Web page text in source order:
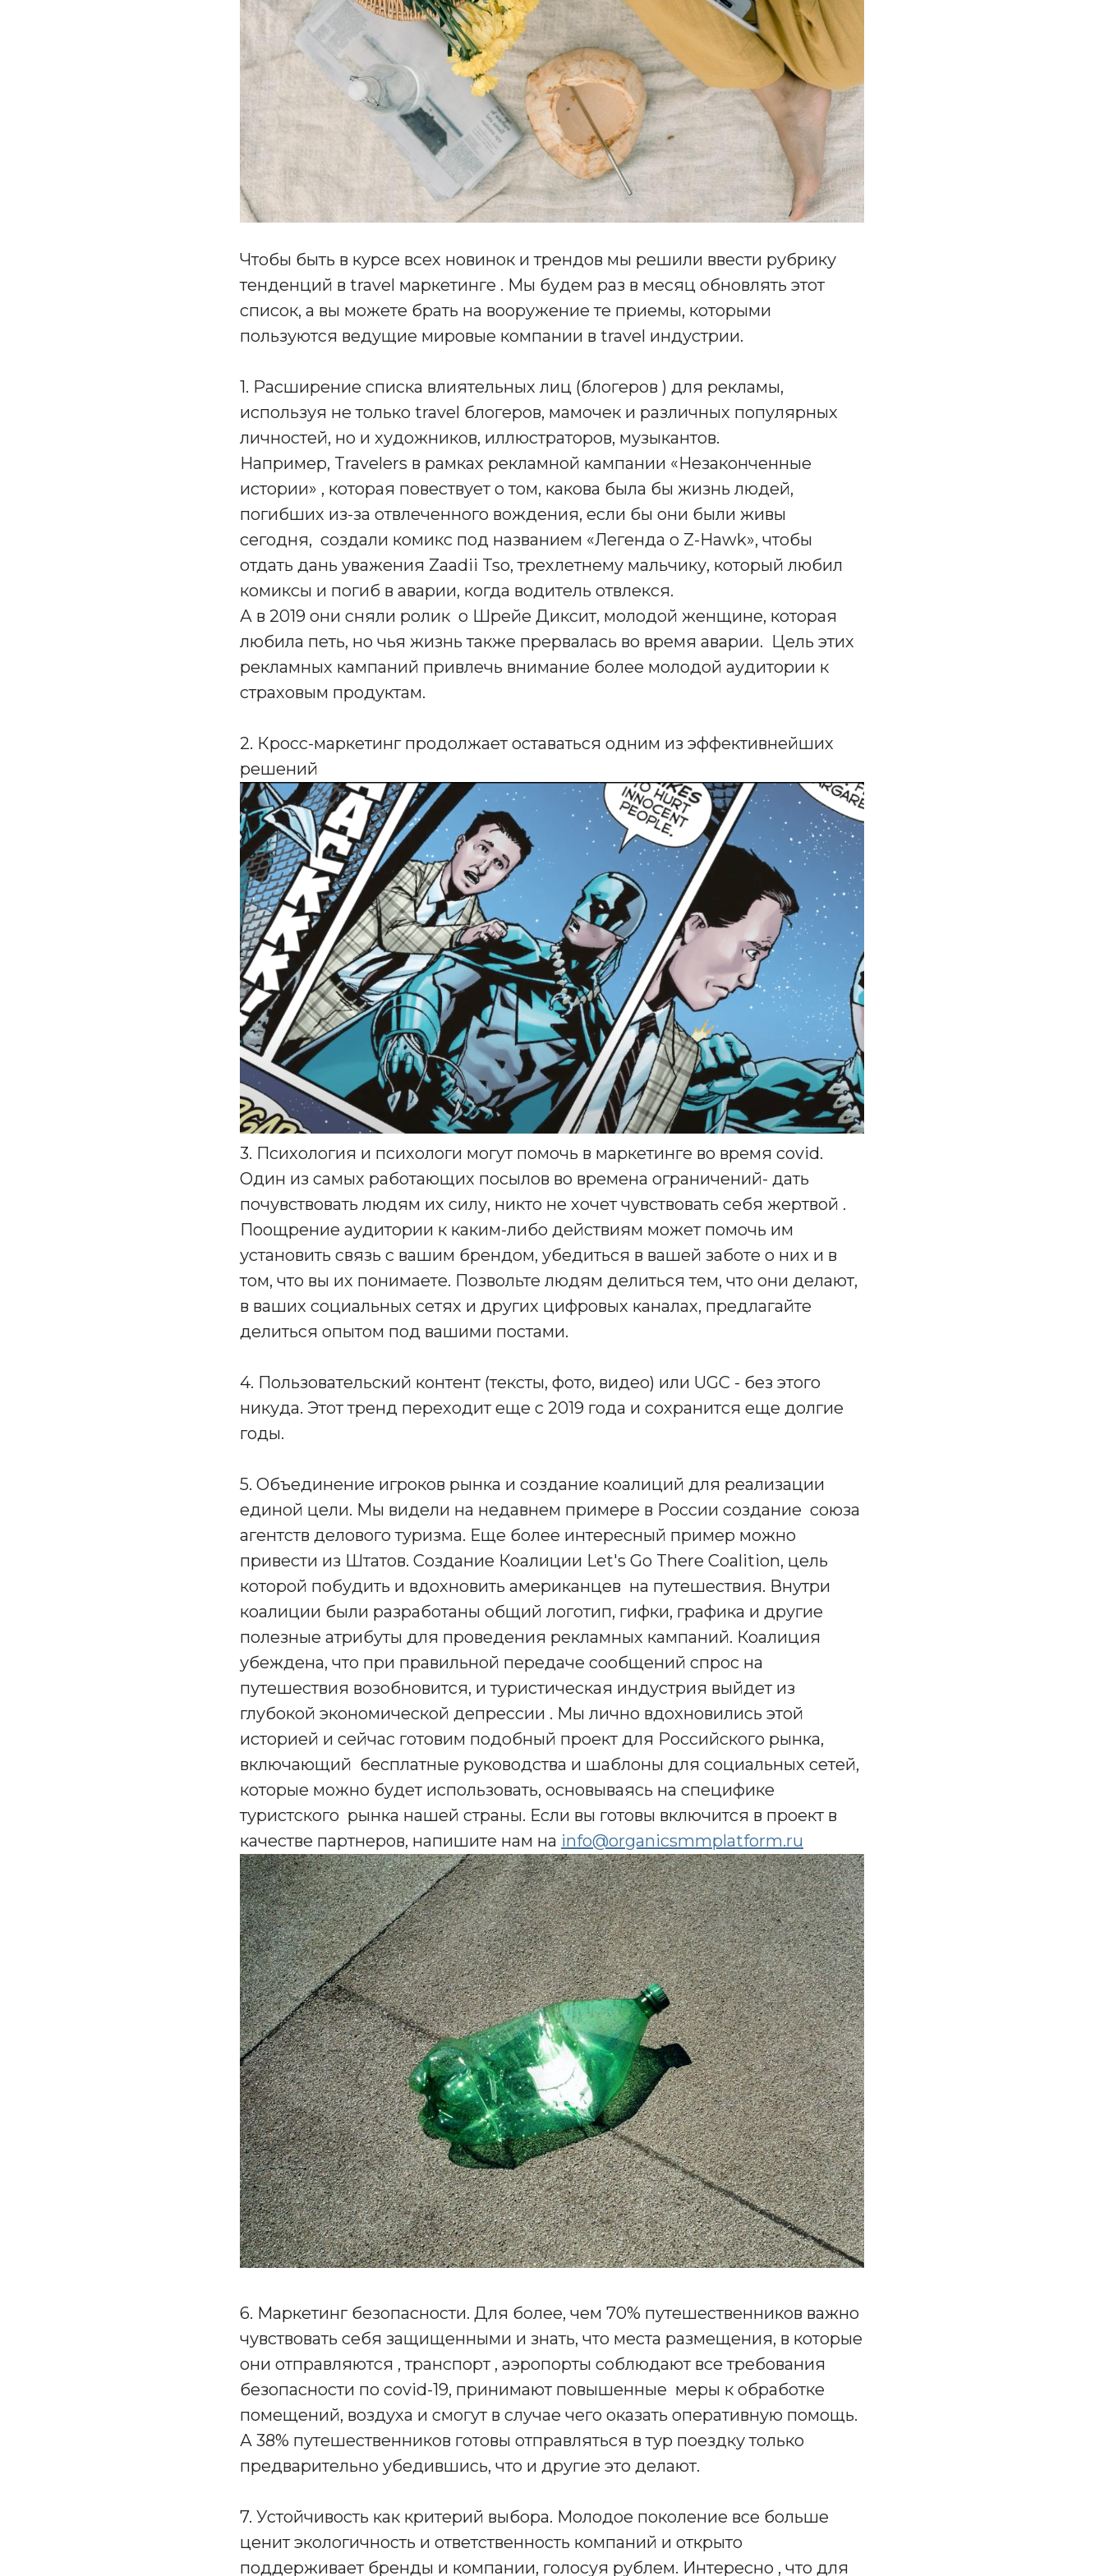
Чтобы быть в курсе всех новинок и трендов мы решили ввести рубрику
тенденций в travel маркетинге . Мы будем раз в месяц обновлять этот
список, а вы можете брать на вооружение те приемы, которыми
пользуются ведущие мировые компании в travel индустрии.
1. Расширение списка влиятельных лиц (блогеров ) для рекламы,
используя не только travel блогеров, мамочек и различных популярных
личностей, но и художников, иллюстраторов, музыкантов.
Например, Travelers в рамках рекламной кампании «Незаконченные
истории» , которая повествует о том, какова была бы жизнь людей,
погибших из-за отвлеченного вождения, если бы они были живы
сегодня, создали комикс под названием «Легенда о Z-Hawk», чтобы
отдать дань уважения Zaadii Tso, трехлетнему мальчику, который любил
комиксы и погиб в аварии, когда водитель отвлекся.
А в 2019 они сняли ролик о Шрейе Диксит, молодой женщине, которая
любила петь, но чья жизнь также прервалась во время аварии. Цель этих
рекламных кампаний привлечь внимание более молодой аудитории к
страховым продуктам.
2. Кросс-маркетинг продолжает оставаться одним из эффективнейших
решений
3. Психология и психологи могут помочь в маркетинге во время covid.
Один из самых работающих посылов во времена ограничений- дать
почувствовать людям их силу, никто не хочет чувствовать себя жертвой .
Поощрение аудитории к каким-либо действиям может помочь им
установить связь с вашим брендом, убедиться в вашей заботе о них и в
том, что вы их понимаете. Позвольте людям делиться тем, что они делают,
в ваших социальных сетях и других цифровых каналах, предлагайте
делиться опытом под вашими постами.
4. Пользовательский контент (тексты, фото, видео) или UGC - без этого
никуда. Этот тренд переходит еще с 2019 года и сохранится еще долгие
годы.
5. Объединение игроков рынка и создание коалиций для реализации
единой цели. Мы видели на недавнем примере в России создание союза
агентств делового туризма. Еще более интересный пример можно
привести из Штатов. Создание Коалиции Let's Go There Coalition, цель
которой побудить и вдохновить американцев на путешествия. Внутри
коалиции были разработаны общий логотип, гифки, графика и другие
полезные атрибуты для проведения рекламных кампаний. Коалиция
убеждена, что при правильной передаче сообщений спрос на
путешествия возобновится, и туристическая индустрия выйдет из
глубокой экономической депрессии . Мы лично вдохновились этой
историей и сейчас готовим подобный проект для Российского рынка,
включающий бесплатные руководства и шаблоны для социальных сетей,
которые можно будет использовать, основываясь на специфике
туристского рынка нашей страны. Если вы готовы включится в проект в
качестве партнеров, напишите нам на info@organicsmmplatform.ru
6. Маркетинг безопасности. Для более, чем 70% путешественников важно
чувствовать себя защищенными и знать, что места размещения, в которые
они отправляются , транспорт , аэропорты соблюдают все требования
безопасности по covid-19, принимают повышенные меры к обработке
помещений, воздуха и смогут в случае чего оказать оперативную помощь.
А 38% путешественников готовы отправляться в тур поездку только
предварительно убедившись, что и другие это делают.
7. Устойчивость как критерий выбора. Молодое поколение все больше
ценит экологичность и ответственность компаний и открыто
поддерживает бренды и компании, голосуя рублем. Интересно , что для